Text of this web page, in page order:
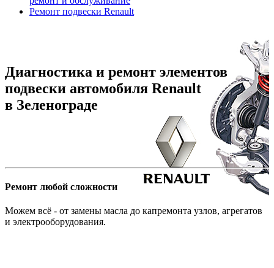
Ремонт подвески Renault
Диагностика и ремонт элементов
подвески автомобиля Renault
в Зеленограде
Ремонт любой сложности
Можем всё - от замены масла до капремонта узлов, агрегатов
и электрооборудования.